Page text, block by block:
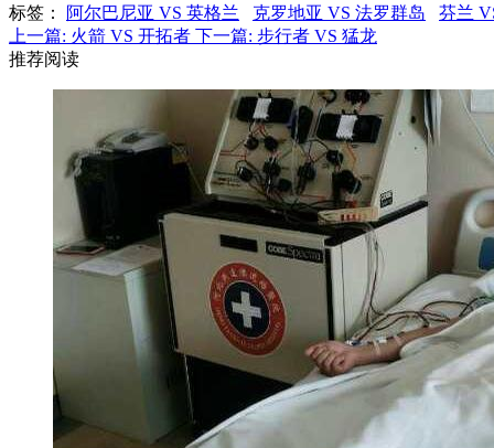
标签 ： 阿尔巴尼亚 VS 英格兰 克罗地亚 VS 法罗群岛
芬兰
上一篇: 火箭 VS 开拓者 下一篇: 步行者 VS 猛龙
推荐阅读